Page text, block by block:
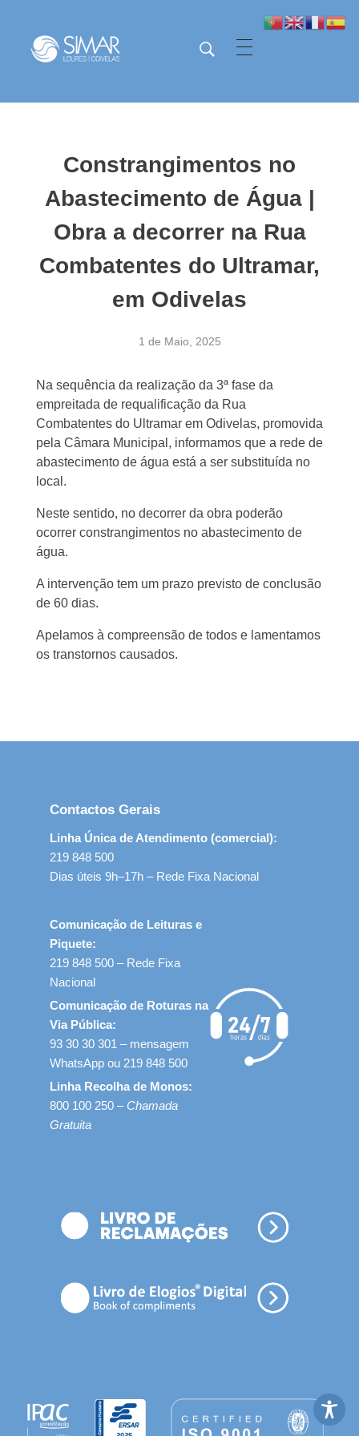
Constrangimentos no
Abastecimento de Água |
Obra a decorrer na Rua
Combatentes do Ultramar,
em Odivelas
1 de Maio, 2025
Na sequência da realização da 3ª fase da
empreitada de requalificação da Rua
Combatentes do Ultramar em Odivelas, promovida
pela Câmara Municipal, informamos que a rede de
abastecimento de água está a ser substituída no
local.
Neste sentido, no decorrer da obra poderão
ocorrer constrangimentos no abastecimento de
água.
A intervenção tem um prazo previsto de conclusão
de 60 dias.
Apelamos à compreensão de todos e lamentamos
os transtornos causados.
Contactos Gerais
Linha Única de Atendimento (comercial):
219 848 500
Dias úteis 9h–17h – Rede Fixa Nacional
Comunicação de Leituras e
Piquete:
219 848 500 – Rede Fixa
Nacional
Comunicação de Roturas na
Via Pública:
93 30 30 301 – mensagem
WhatsApp ou 219 848 500
Linha Recolha de Monos:
800 100 250 – Chamada
Gratuita